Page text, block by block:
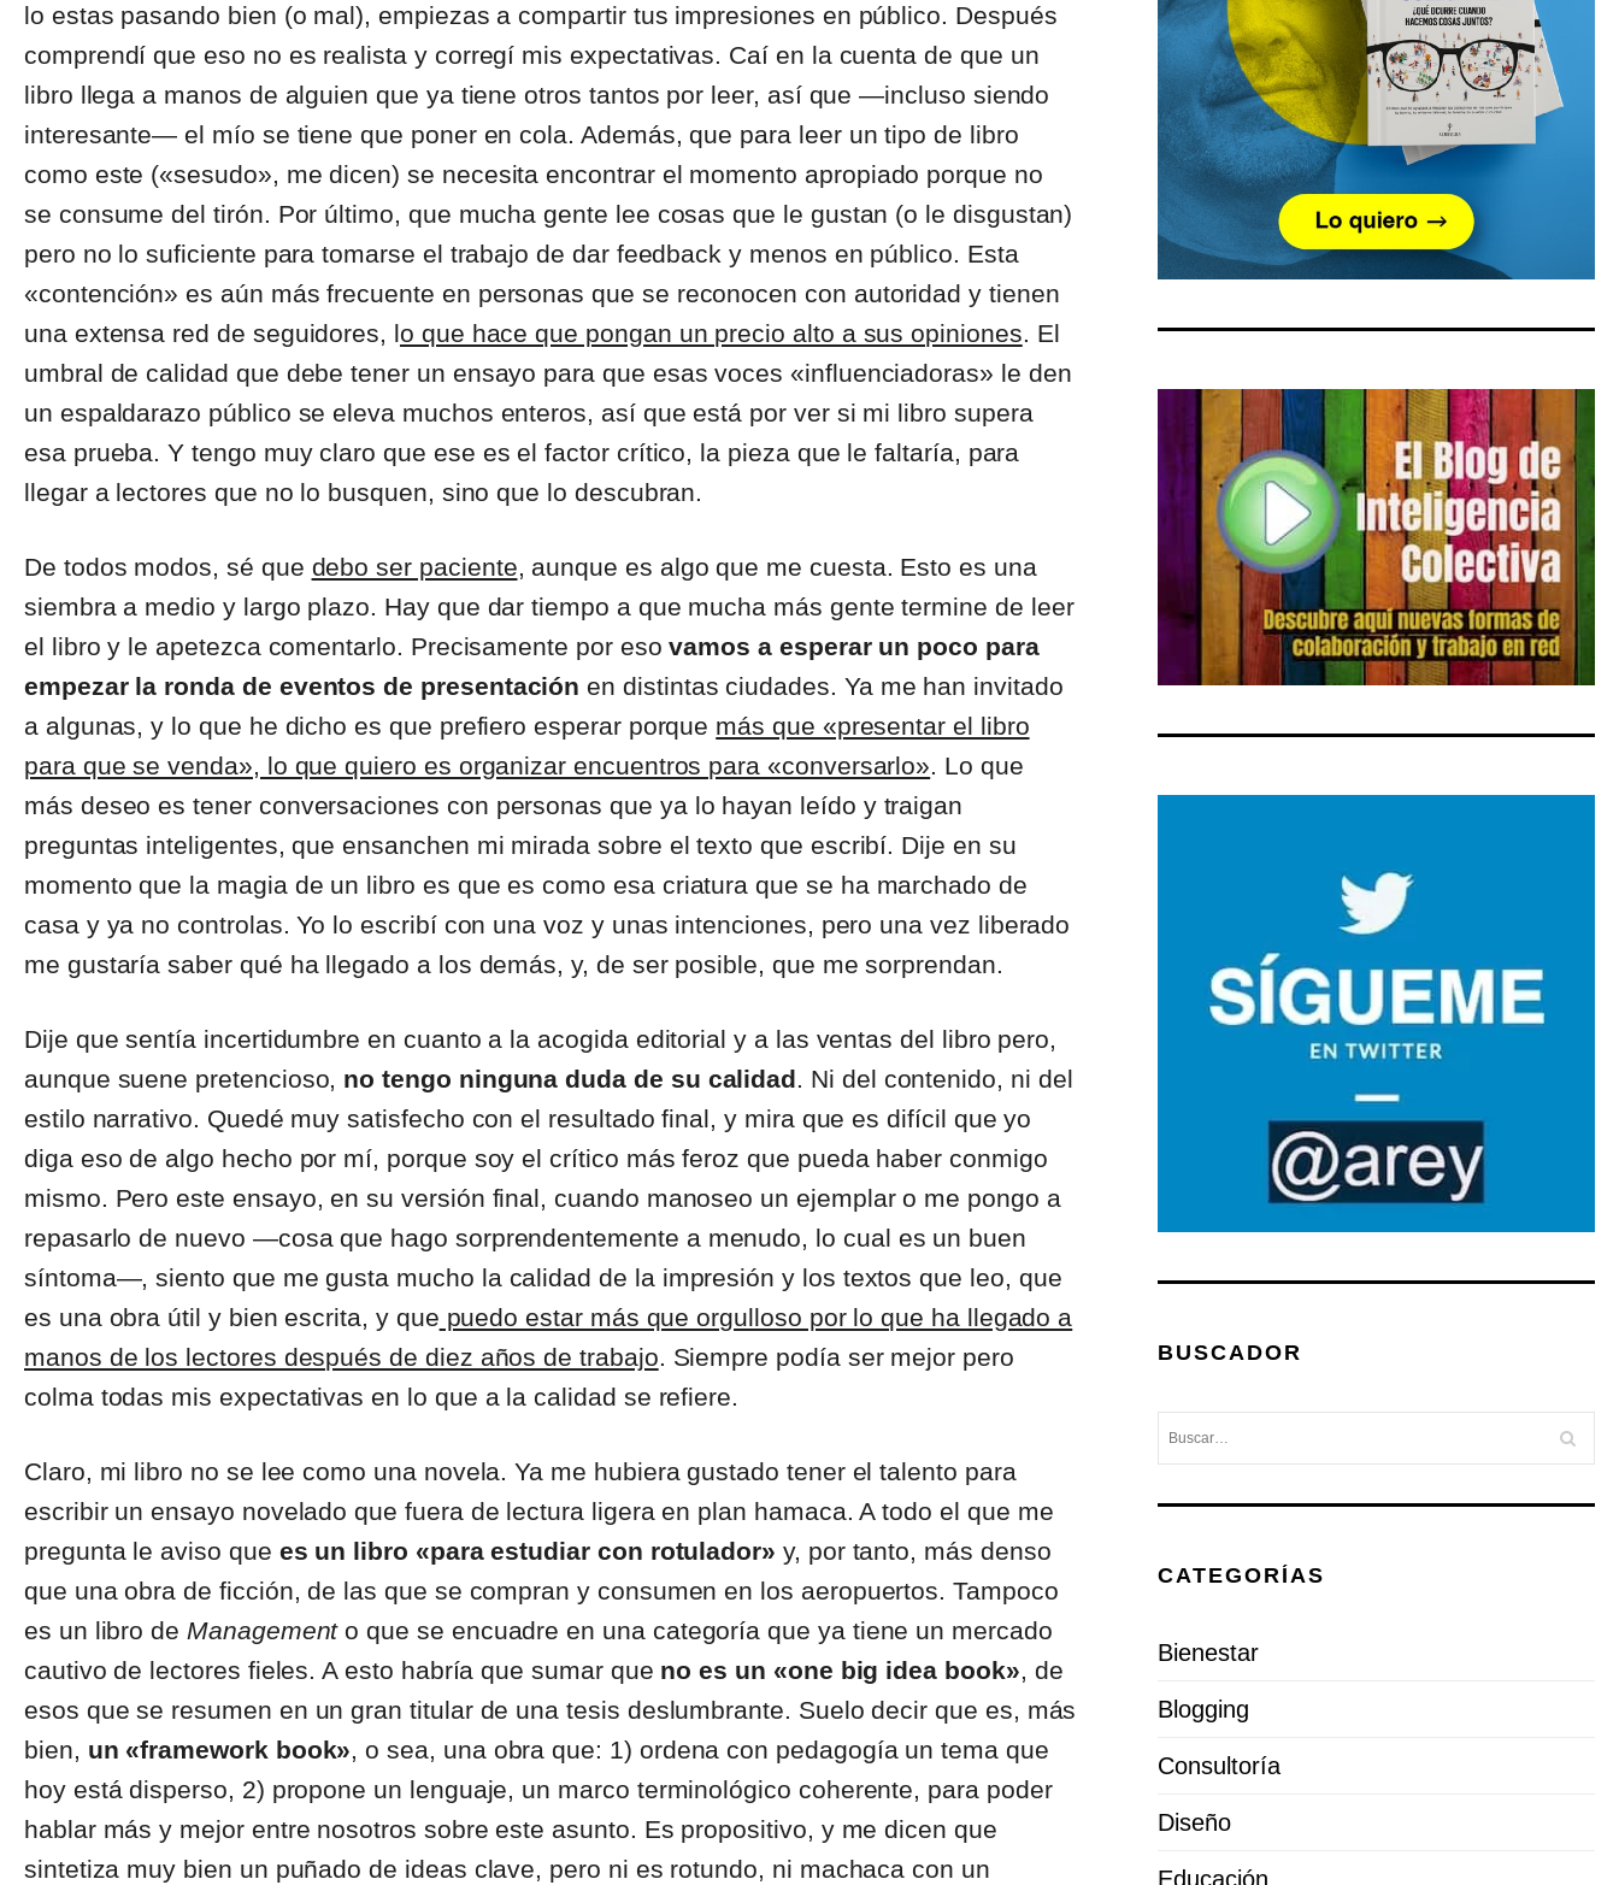
lo estas pasando bien (o mal), empiezas a compartir tus impresiones en público. Después
comprendí que eso no es realista y corregí mis expectativas. Caí en la cuenta de que un
libro llega a manos de alguien que ya tiene otros tantos por leer, así que ―incluso siendo
interesante― el mío se tiene que poner en cola. Además, que para leer un tipo de libro
como este («sesudo», me dicen) se necesita encontrar el momento apropiado porque no
se consume del tirón. Por último, que mucha gente lee cosas que le gustan (o le disgustan)
pero no lo suficiente para tomarse el trabajo de dar feedback y menos en público. Esta
«contención» es aún más frecuente en personas que se reconocen con autoridad y tienen
una extensa red de seguidores, lo que hace que pongan un precio alto a sus opiniones. El
umbral de calidad que debe tener un ensayo para que esas voces «influenciadoras» le den
un espaldarazo público se eleva muchos enteros, así que está por ver si mi libro supera
esa prueba. Y tengo muy claro que ese es el factor crítico, la pieza que le faltaría, para
llegar a lectores que no lo busquen, sino que lo descubran.
De todos modos, sé que debo ser paciente, aunque es algo que me cuesta. Esto es una
siembra a medio y largo plazo. Hay que dar tiempo a que mucha más gente termine de leer
el libro y le apetezca comentarlo. Precisamente por esovamos a esperar un poco para
empezar la ronda de eventos de presentación en distintas ciudades. Ya me han invitado
a algunas, y lo que he dicho es que prefiero esperar porque más que «presentar el libro
para que se venda», lo que quiero es organizar encuentros para «conversarlo». Lo que
más deseo es tener conversaciones con personas que ya lo hayan leído y traigan
preguntas inteligentes, que ensanchen mi mirada sobre el texto que escribí. Dije en su
momento que la magia de un libro es que es como esa criatura que se ha marchado de
casa y ya no controlas. Yo lo escribí con una voz y unas intenciones, pero una vez liberado
me gustaría saber qué ha llegado a los demás, y, de ser posible, que me sorprendan.
Dije que sentía incertidumbre en cuanto a la acogida editorial y a las ventas del libro pero,
aunque suene pretencioso, no tengo ninguna duda de su calidad. Ni del contenido, ni del
estilo narrativo. Quedé muy satisfecho con el resultado final, y mira que es difícil que yo
diga eso de algo hecho por mí, porque soy el crítico más feroz que pueda haber conmigo
mismo. Pero este ensayo, en su versión final, cuando manoseo un ejemplar o me pongo a
repasarlo de nuevo ―cosa que hago sorprendentemente a menudo, lo cual es un buen
síntoma―, siento que me gusta mucho la calidad de la impresión y los textos que leo, que
es una obra útil y bien escrita, y que puedo estar más que orgulloso por lo que ha llegado a
manos de los lectores después de diez años de trabajo. Siempre podía ser mejor pero
colma todas mis expectativas en lo que a la calidad se refiere.
Claro, mi libro no se lee como una novela. Ya me hubiera gustado tener el talento para
escribir un ensayo novelado que fuera de lectura ligera en plan hamaca. A todo el que me
pregunta le aviso que es un libro «para estudiar con rotulador» y, por tanto, más denso
que una obra de ficción, de las que se compran y consumen en los aeropuertos. Tampoco
es un libro de Managemento que se encuadre en una categoría que ya tiene un mercado
cautivo de lectores fieles. A esto habría que sumar que no es un «one big idea book», de
esos que se resumen en un gran titular de una tesis deslumbrante. Suelo decir que es, más
bien, un «framework book», o sea, una obra que: 1) ordena con pedagogía un tema que
hoy está disperso, 2) propone un lenguaje, un marco terminológico coherente, para poder
hablar más y mejor entre nosotros sobre este asunto. Es propositivo, y me dicen que
sintetiza muy bien un puñado de ideas clave, pero ni es rotundo, ni machaca con un
BUSCADOR
CATEGORÍAS
Bienestar
Blogging
Consultoría
Diseño
Educación